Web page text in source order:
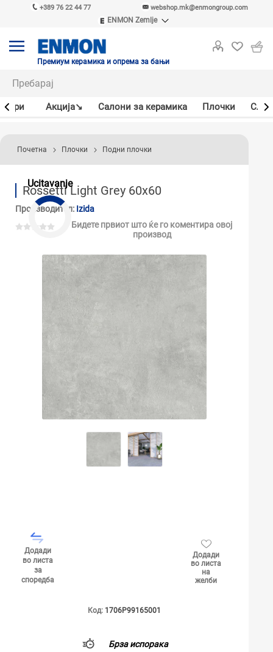
+389 76 22 44 77 webshop.mk@enmongroup.com
ENMON Zemlje
ENMON MKD
Премиум керамика и опрема за бањи
Акцијa↘ Салони за керамика Плочки
Ucitavanje
Почетна Плочки Подни плочки
Rossetti Light Grey 60x60
Производител: Izida
Бидете првиот што ќе го коментира овој
производ
Додади
во листа
за
споредба
Додади
во листа
на
желби
Код: 1706P99165001
Брза испорака